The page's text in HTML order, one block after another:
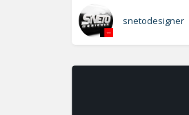
snetodesigner